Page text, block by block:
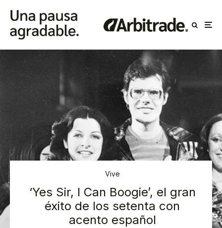
Vive
‘Yes Sir, I Can Boogie’, el gran
éxito de los setenta con
acento español